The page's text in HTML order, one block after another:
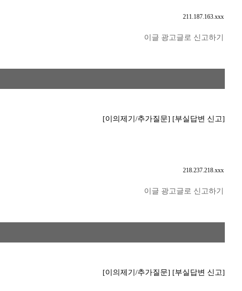
211.187.163.xxx
이글 광고글로 신고하기
[이의제기/추가질문] [부실답변 신고]
218.237.218.xxx
이글 광고글로 신고하기
[이의제기/추가질문] [부실답변 신고]